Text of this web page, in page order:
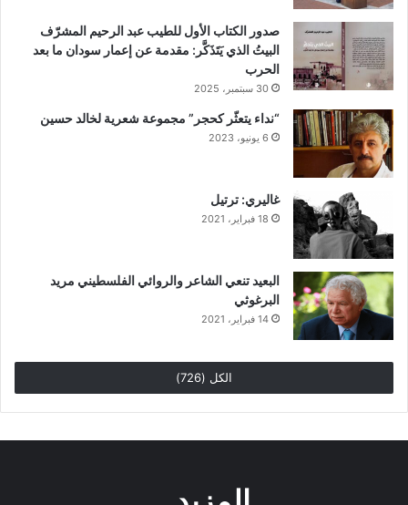
صدور الكتاب الأول للطيب عبد الرحيم المشرّف
البيتُ الذي يَتَذَكَّر: مقدمة عن إعمار سودان ما بعد
الحرب
30 سبتمبر، 2025
“نداء يتعثّر كحجر” مجموعة شعرية لخالد حسين
6 يونيو، 2023
غاليري: ترتيل
18 فبراير، 2021
البعيد تنعي الشاعر والروائي الفلسطيني مريد
البرغوثي
14 فبراير، 2021
الكل (726)